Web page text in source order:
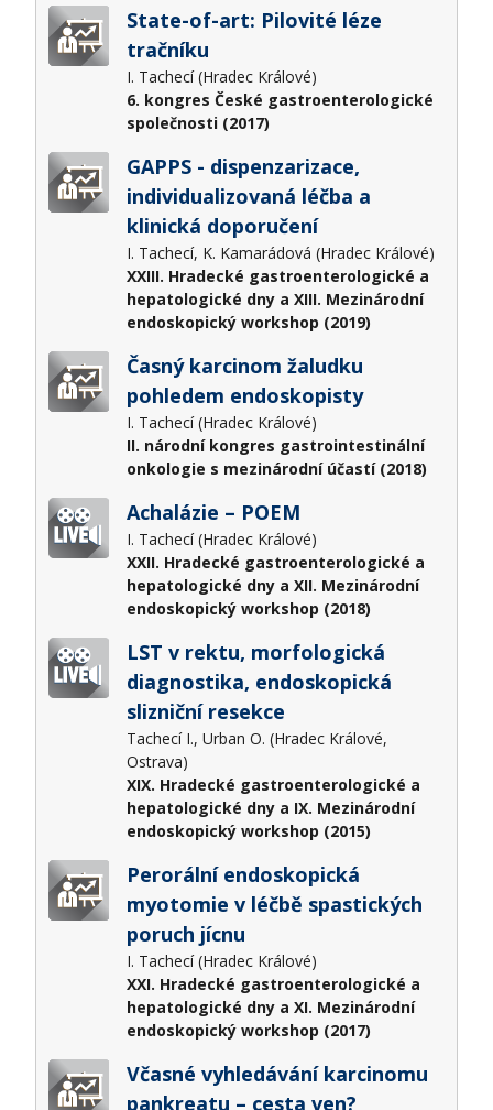
State-of-art: Pilovité léze
tračníku
I. Tachecí (Hradec Králové)
6. kongres České gastroenterologické
společnosti (2017)
GAPPS - dispenzarizace,
individualizovaná léčba a
klinická doporučení
I. Tachecí, K. Kamarádová (Hradec Králové)
XXIII. Hradecké gastroenterologické a
hepatologické dny a XIII. Mezinárodní
endoskopický workshop (2019)
Časný karcinom žaludku
pohledem endoskopisty
I. Tachecí (Hradec Králové)
II. národní kongres gastrointestinální
onkologie s mezinárodní účastí (2018)
Achalázie – POEM
I. Tachecí (Hradec Králové)
XXII. Hradecké gastroenterologické a
hepatologické dny a XII. Mezinárodní
endoskopický workshop (2018)
LST v rektu, morfologická
diagnostika, endoskopická
slizniční resekce
Tachecí I., Urban O. (Hradec Králové,
Ostrava)
XIX. Hradecké gastroenterologické a
hepatologické dny a IX. Mezinárodní
endoskopický workshop (2015)
Perorální endoskopická
myotomie v léčbě spastických
poruch jícnu
I. Tachecí (Hradec Králové)
XXI. Hradecké gastroenterologické a
hepatologické dny a XI. Mezinárodní
endoskopický workshop (2017)
Včasné vyhledávání karcinomu
pankreatu – cesta ven?